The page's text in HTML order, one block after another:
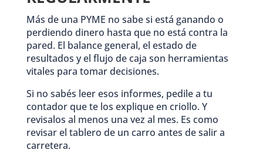
Más de una PYME no sabe si está ganando o
perdiendo dinero hasta que no está contra la
pared. El balance general, el estado de
resultados y el flujo de caja son herramientas
vitales para tomar decisiones.
Si no sabés leer esos informes, pedile a tu
contador que te los explique en criollo. Y
revisalos al menos una vez al mes. Es como
revisar el tablero de un carro antes de salir a
carretera.